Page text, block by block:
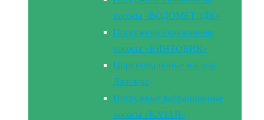
насосы «ВОДОМЕТ 3ДК»
Погружные скважинные
насосы «ВИНТОВИК»
Циркуляционные насосы
Джилекс
Погружные вибрационные
насосы «КАЧАН»